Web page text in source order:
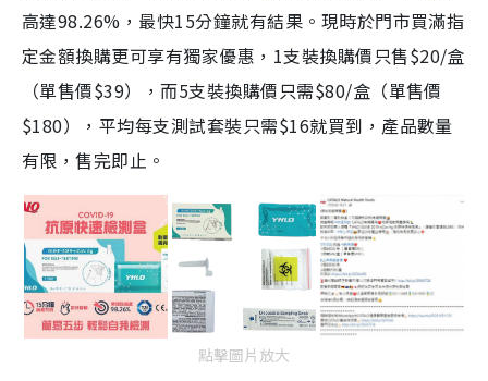
高達98.26%，最快15分鐘就有結果。現時於門市買滿指
定金額換購更可享有獨家優惠，1支裝換購價只售$20/盒
（單售價$39），而5支裝換購價只需$80/盒（單售價
$180），平均每支測試套裝只需$16就買到，產品數量
有限，售完即止。
點擊圖片放大